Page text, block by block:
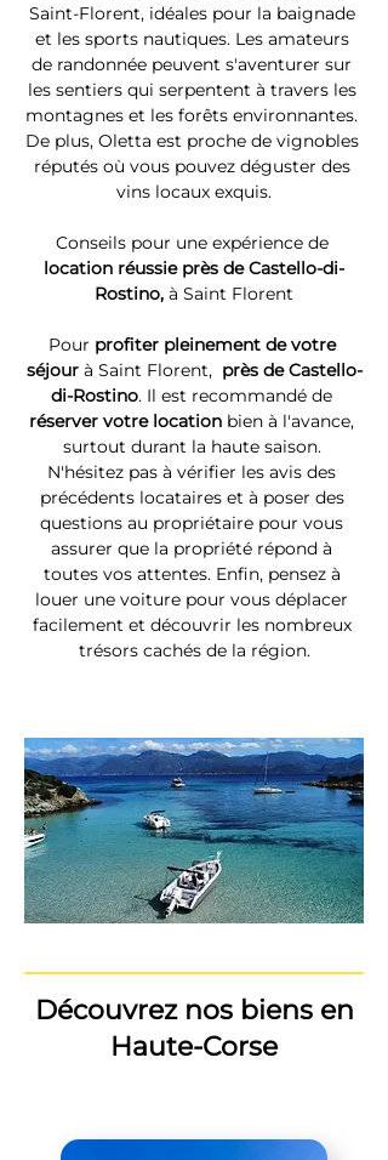
Saint-Florent, idéales pour la baignade
et les sports nautiques. Les amateurs
de randonnée peuvent s'aventurer sur
les sentiers qui serpentent à travers les
montagnes et les forêts environnantes.
De plus, Oletta est proche de vignobles
réputés où vous pouvez déguster des
vins locaux exquis.
Conseils pour une expérience de
location réussie près de Castello-di-
Rostino, à Saint Florent
Pour profiter pleinement de votre
séjour à Saint Florent, près de Castello-
di-Rostino. Il est recommandé de
réserver votre location bien à l'avance,
surtout durant la haute saison.
N'hésitez pas à vérifier les avis des
précédents locataires et à poser des
questions au propriétaire pour vous
assurer que la propriété répond à
toutes vos attentes. Enfin, pensez à
louer une voiture pour vous déplacer
facilement et découvrir les nombreux
trésors cachés de la région.
Découvrez nos biens en
Haute-Corse